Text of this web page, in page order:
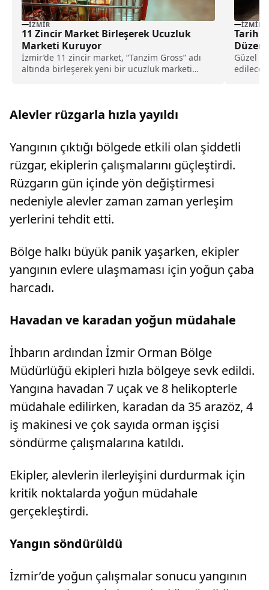
İZMIR
11 Zincir Market Birleşerek Ucuzluk
Marketi Kuruyor
İzmir’de 11 zincir market, “Tanzim Gross” adı
altında birleşerek yeni bir ucuzluk marketi
İZMIR
Tarihi
Güzel
Alevler rüzgarla hızla yayıldı
Yangının çıktığı bölgede etkili olan şiddetli
rüzgar, ekiplerin çalışmalarını güçleştirdi.
Rüzgarın gün içinde yön değiştirmesi
nedeniyle alevler zaman zaman yerleşim
yerlerini tehdit etti.
Bölge halkı büyük panik yaşarken, ekipler
yangının evlere ulaşmaması için yoğun çaba
harcadı.
Havadan ve karadan yoğun müdahale
İhbarın ardından İzmir Orman Bölge
Müdürlüğü ekipleri hızla bölgeye sevk edildi.
Yangına havadan 7 uçak ve 8 helikopterle
müdahale edilirken, karadan da 35 arazöz, 4
iş makinesi ve çok sayıda orman işçisi
söndürme çalışmalarına katıldı.
Ekipler, alevlerin ilerleyişini durdurmak için
kritik noktalarda yoğun müdahale
gerçekleştirdi.
Yangın söndürüldü
İzmir’de yoğun çalışmalar sonucu yangının